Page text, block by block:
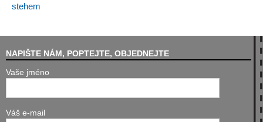
stehem
NAPIŠTE NÁM, POPTEJTE, OBJEDNEJTE
Vaše jméno
Váš e-mail